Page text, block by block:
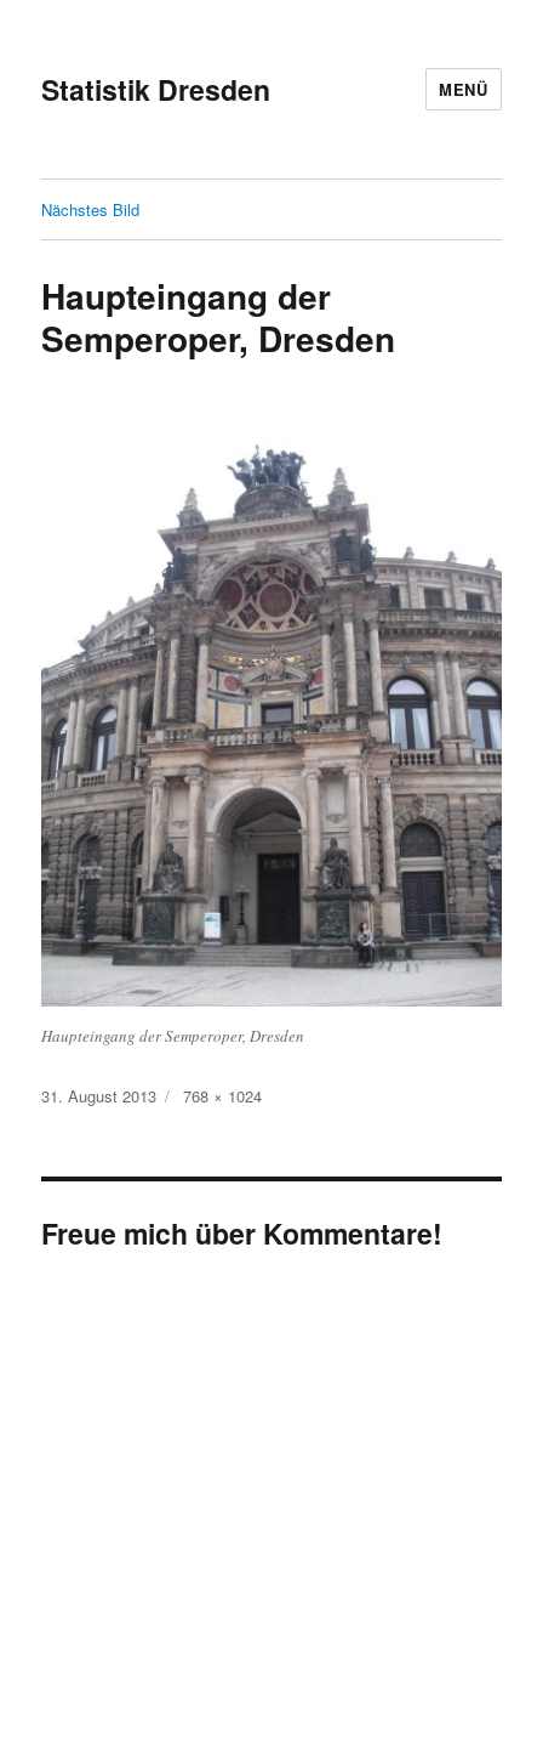
Statistik Dresden MENÜ
Nächstes Bild
Haupteingang der
Semperoper, Dresden
Haupteingang der Semperoper, Dresden
Veröffentlicht
31. August 2013 Originalgröße
768 × 1024
Freue mich über Kommentare!